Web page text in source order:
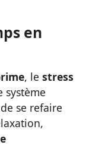
en
, le stress
système
se refaire